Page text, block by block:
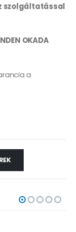
szolgáltatással
OKADA
a